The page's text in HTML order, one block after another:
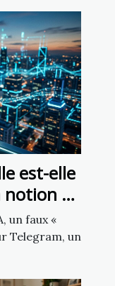
est-elle
de
un faux «
Telegram, un